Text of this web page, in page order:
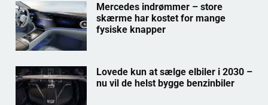
Mercedes indrømmer – store
skærme har kostet for mange
fysiske knapper
Lovede kun at sælge elbiler i 2030 –
nu vil de helst bygge benzinbiler